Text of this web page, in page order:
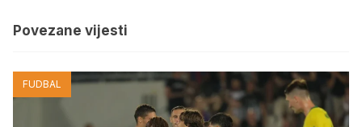
Povezane vijesti
FUDBAL